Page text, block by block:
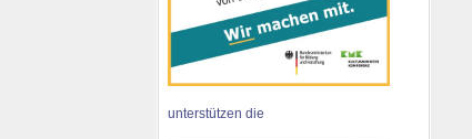
unterstützen die